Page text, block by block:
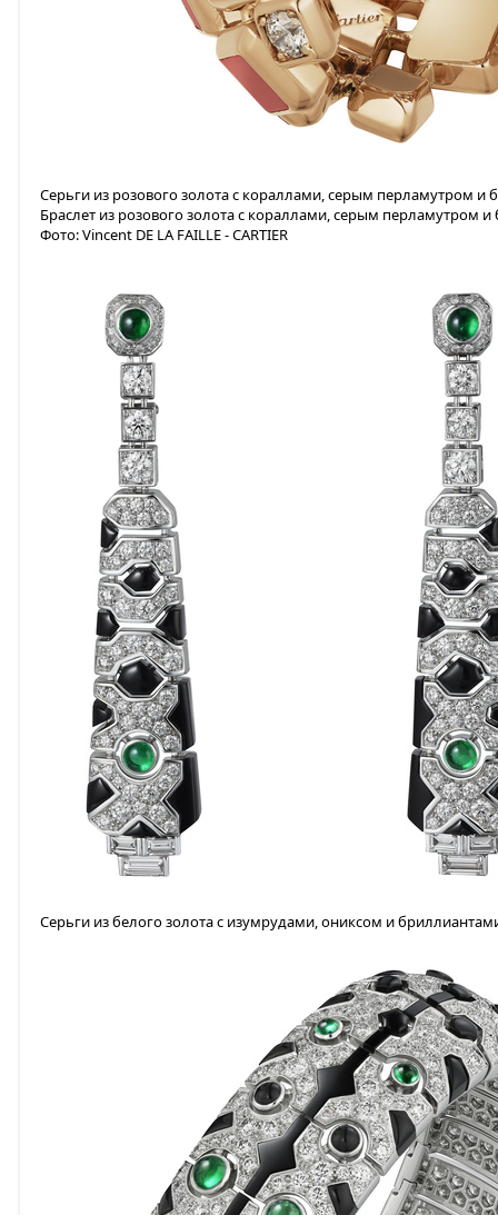
Серьги из розового золота с кораллами, серым перламутром и
Браслет из розового золота с кораллами, серым перламутром
Фото: Vincent DE LA FAILLE - CARTIER
Серьги из белого золота с изумрудами, ониксом и